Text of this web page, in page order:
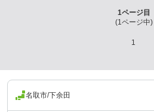
1ページ目
(1ページ中)
1
名取市/下余田